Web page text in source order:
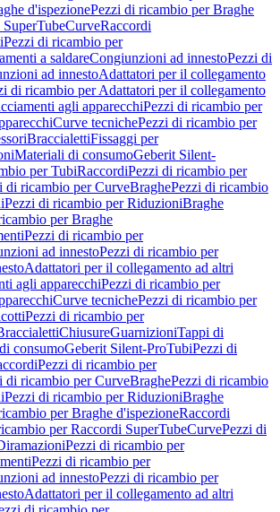
d'ispezionePezzi di ricambio per Braghe
CurveRaccordi
Pezzi di ricambio per
a saldareCongiunzioni ad innestoPezzi di
ad innestoAdattatori per il collegamento
di ricambio per Adattatori per il collegamento
agli apparecchiPezzi di ricambio per
Curve tecnichePezzi di ricambio per
BraccialettiFissaggi per
Materiali di consumoGeberit Silent-
per TubiRaccordiPezzi di ricambio per
di ricambio per CurveBraghePezzi di ricambio
Pezzi di ricambio per RiduzioniBraghe
per Braghe
Pezzi di ricambio per
ad innestoPezzi di ricambio per
Adattatori per il collegamento ad altri
agli apparecchiPezzi di ricambio per
Curve tecnichePezzi di ricambio per
Pezzi di ricambio per
ChiusureGuarnizioniTappi di
consumoGeberit Silent-ProTubiPezzi di
Pezzi di ricambio per
di ricambio per CurveBraghePezzi di ricambio
Pezzi di ricambio per RiduzioniBraghe
per Braghe d'ispezioneRaccordi
per Raccordi SuperTubeCurvePezzi di
Pezzi di ricambio per
Pezzi di ricambio per
ad innestoPezzi di ricambio per
Adattatori per il collegamento ad altri